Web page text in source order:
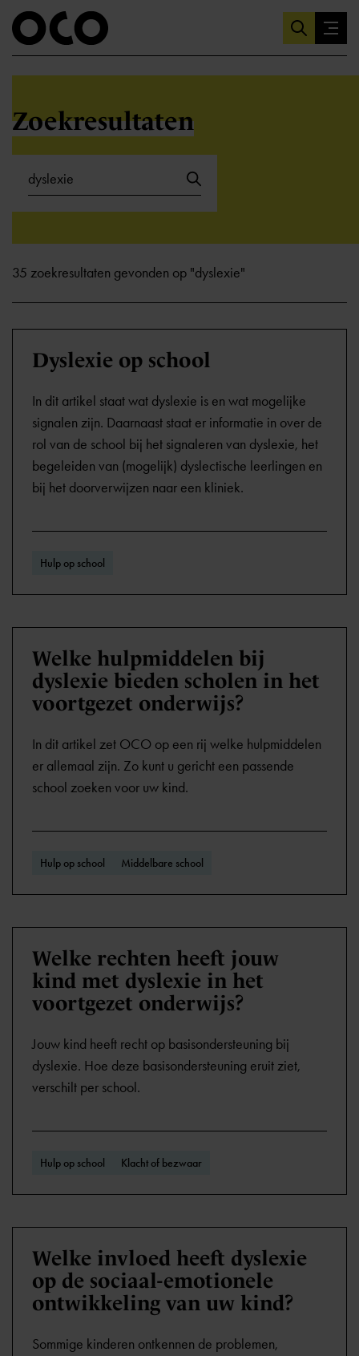
Zoekresultaten
35 zoekresultaten gevonden op "dyslexie"
Dyslexie op school
In dit artikel staat wat dyslexie is en wat mogelijke
signalen zijn. Daarnaast staat er informatie in over de
rol van de school bij het signaleren van dyslexie, het
begeleiden van (mogelijk) dyslectische leerlingen en
bij het doorverwijzen naar een kliniek.
Hulp op school
Welke hulpmiddelen bij
dyslexie bieden scholen in het
voortgezet onderwijs?
In dit artikel zet OCO op een rij welke hulpmiddelen
er allemaal zijn. Zo kunt u gericht een passende
school zoeken voor uw kind.
Hulp op school Middelbare school
Welke rechten heeft jouw
kind met dyslexie in het
voortgezet onderwijs?
Jouw kind heeft recht op basisondersteuning bij
dyslexie. Hoe deze basisondersteuning eruit ziet,
verschilt per school.
Hulp op school Klacht of bezwaar
Welke invloed heeft dyslexie
op de sociaal-emotionele
ontwikkeling van uw kind?
Sommige kinderen ontkennen de problemen,